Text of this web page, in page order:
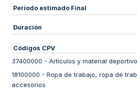
Periodo estimado Final
Duración
Códigos CPV
37400000 - Artículos y material deportivo
18100000 - Ropa de trabajo, ropa de
accesorios